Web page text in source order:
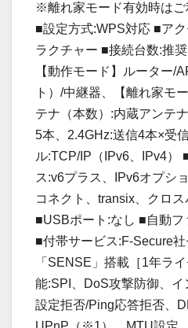
※離れ家モード有効時はご
■設定方式:WPS対応 ■ア
ラクチャー ■接続台数:推
【動作モード】ルーター/
ト）/中継器、【離れ家モ
テナ（本数）:内蔵アンテ
5本、2.4GHz:送信4本×受
ル:TCP/IP（IPv6、IPv4）
ス:v6プラス、IPv6オプシ
コネクト、transix、クロス
■USBポート:なし ■自動
■付帯サービス:F-Secure社
「SENSE」搭載［1年ラ
能:SPI、DoS攻撃防御、
設定拒否/Ping応答拒否、